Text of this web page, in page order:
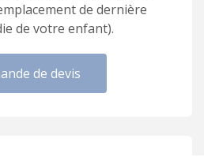
de dernière
de votre enfant).
de devis